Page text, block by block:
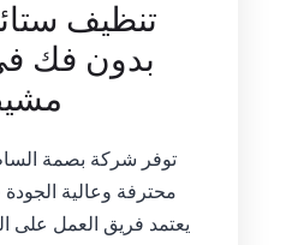
تنظيف
بدون فك
توفر شركة بصمة
محترفة وعالية
يعتمد فريق العمل على